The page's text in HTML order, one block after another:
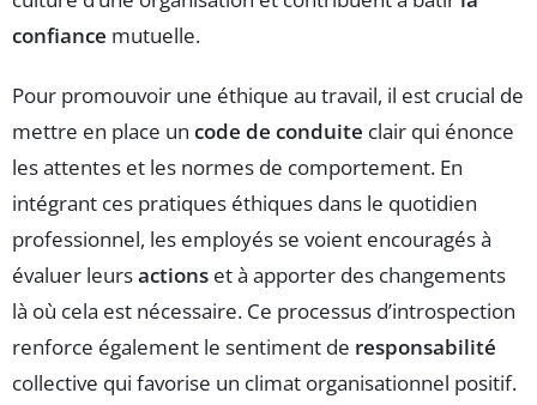
confiance mutuelle.
Pour promouvoir une éthique au travail, il est crucial de
mettre en place un code de conduite clair qui énonce
les attentes et les normes de comportement. En
intégrant ces pratiques éthiques dans le quotidien
professionnel, les employés se voient encouragés à
évaluer leursactions et à apporter des changements
là où cela est nécessaire. Ce processus d’introspection
renforce également le sentiment de responsabilité
collective qui favorise un climat organisationnel positif.